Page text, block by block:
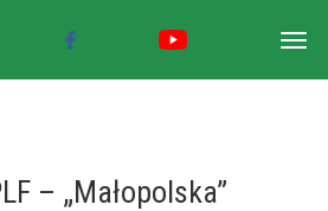
– „Małopolska”